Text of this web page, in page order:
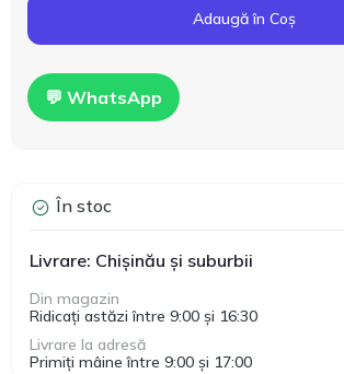
Adaugă în Coș
💬 WhatsApp
În stoc
Livrare: Chișinău și suburbii
Din magazin
Ridicați astăzi între 9:00 și 16:30
Livrare la adresă
Primiți mâine între 9:00 și 17:00